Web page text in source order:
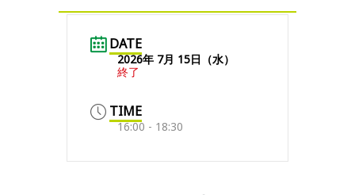
DATE
2026年 7月 15日（水）
終了
TIME
16:00 - 18:30